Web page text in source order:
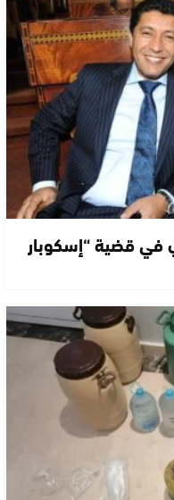
في قضية “إسكوبار